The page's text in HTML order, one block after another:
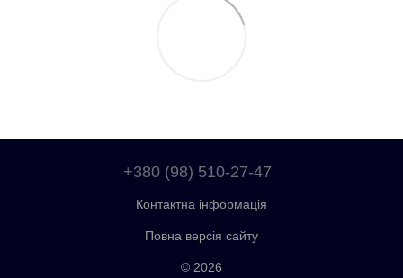
+380 (98) 510-27-47
Контактна інформація
Повна версія сайту
© 2026